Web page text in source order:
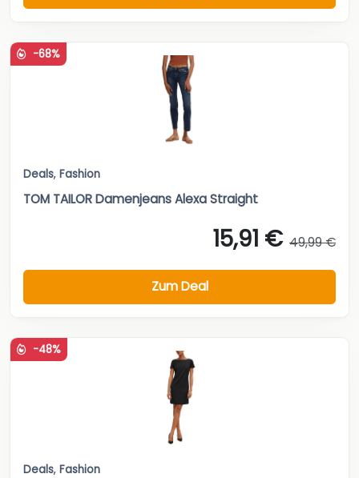
-68%
Deals, Fashion
TOM TAILOR Damenjeans Alexa Straight
15,91 € 49,99 €
Zum Deal
-48%
Deals, Fashion